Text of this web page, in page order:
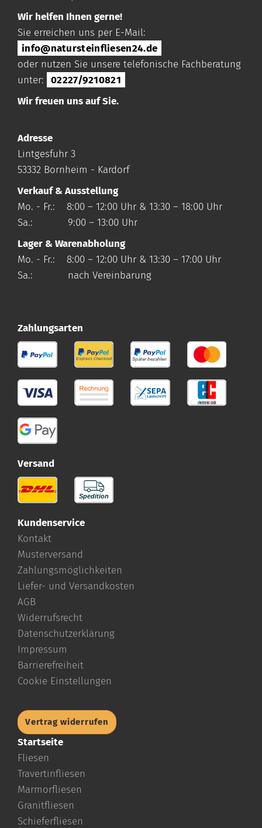
Wir helfen Ihnen gerne!
Sie erreichen uns per E-Mail:
info@natursteinfliesen24.de
oder nutzen Sie unsere telefonische Fachberatung
unter:
02227/9210821
Wir freuen uns auf Sie.
Adresse
Lintgesfuhr 3
53332 Bornheim - Kardorf
Verkauf & Ausstellung
Mo. - Fr.: 8:00 – 12:00 Uhr & 13:30 – 18:00 Uhr
Sa.: 9:00 – 13:00 Uhr
Lager & Warenabholung
Mo. - Fr.: 8:00 – 12:00 Uhr & 13:30 – 17:00 Uhr
Sa.: nach Vereinbarung
Zahlungsarten
Versand
Kundenservice
Kontakt
Musterversand
Zahlungsmöglichkeiten
Liefer- und Versandkosten
AGB
Widerrufsrecht
Datenschutzerklärung
Impressum
Barrierefreiheit
Cookie Einstellungen
Vertrag widerrufen
Startseite
Fliesen
Travertinfliesen
Marmorfliesen
Granitfliesen
Schieferfliesen